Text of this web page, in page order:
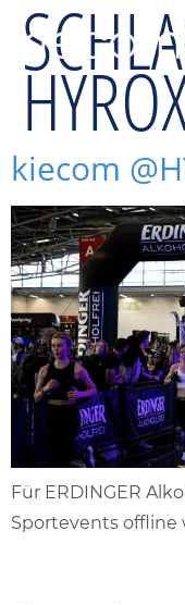
kiecom
Für ERDINGER
Sportevents offline